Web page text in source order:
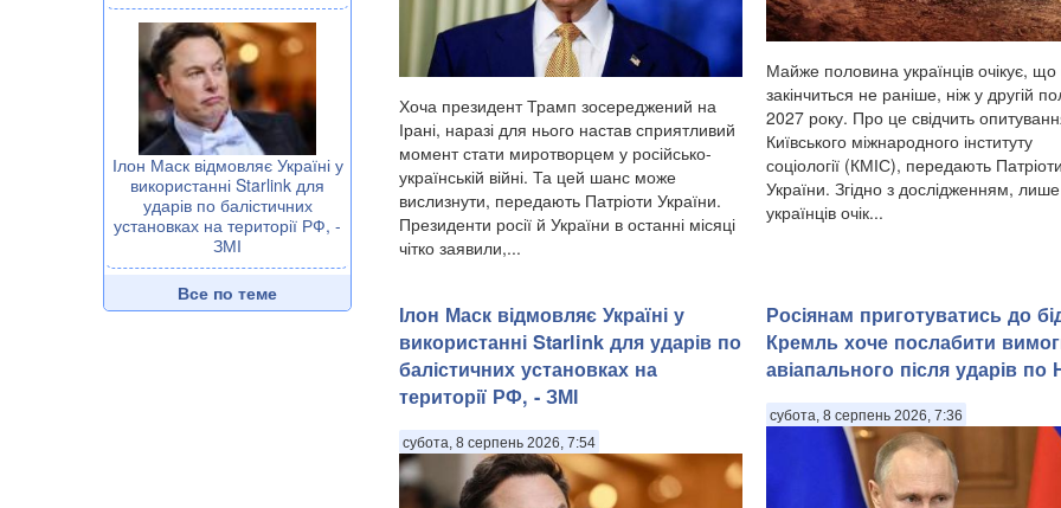
Ілон Маск відмовляє Україні у
використанні Starlink для
ударів по балістичних
установках на території РФ, -
ЗМІ
Все по теме
Хоча президент Трамп зосереджений на
Ірані, наразі для нього настав сприятливий
момент стати миротворцем у російсько-
українській війні. Та цей шанс може
вислизнути, передають Патріоти України.
Президенти росії й України в останні місяці
чітко заявили,...
Майже половина українців очікує, що
закінчиться не раніше, ніж у другій
2027 року. Про це свідчить
Київського міжнародного інституту
соціології (КМІС), передають Патріоти
України. Згідно з дослідженням,
українців очік...
Ілон Маск відмовляє Україні у
використанні Starlink для ударів по
балістичних установках на
території РФ, - ЗМІ
субота, 8 серпень 2026, 7:54
Росіянам приготуватись до
Кремль хоче послабити
авіапального після ударів по
субота, 8 серпень 2026, 7:36